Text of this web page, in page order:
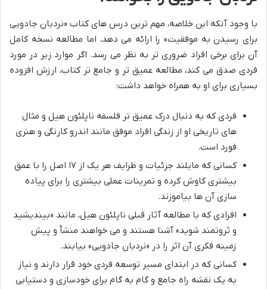
با وجود آنکه این خلاصه، مهم ترین درس های کتاب «نردبان جادویی
برای رسیدن به موفقیت» را ارائه می دهد، اما مطالعه نسخه کامل
آن برای برخی افراد ضروری تر به نظر می رسد. اگر موارد زیر در مورد
فردی صدق می کند، مطالعه عمیق تر و جامع تر کتاب، ارزش افزوده
بسیاری برای او به همراه خواهد داشت:
فردی که به دنبال درک عمیق تر فلسفه ناپلئون هیل و مثال
های تاریخی او از زندگی افراد موفق مانند اندرو کارنگی و هنری
فورد است.
کسانی که مایلند جزئیات و ظرایف هر یک از ۱۷ اصل را با عمق
بیشتری کاوش کرده و تمرینات عملی بیشتری را برای پیاده
سازی آن ها بیاموزند.
افرادی که با مطالعه آثار قبلی ناپلئون هیل، مانند «بیندیشید
و ثروتمند شوید» آشنا هستند و می خواهند منشأ و پیش
زمینه فکری آن اثر را در «نردبان جادویی» بیابند.
کسانی که در ابتدای مسیر توسعه فردی خود قرار دارند و نیاز
به یک نقشه راه جامع و گام به گام برای خودسازی و دستیابی